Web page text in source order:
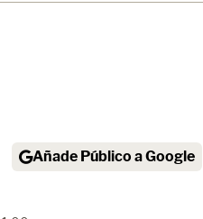
Añade Público a Google